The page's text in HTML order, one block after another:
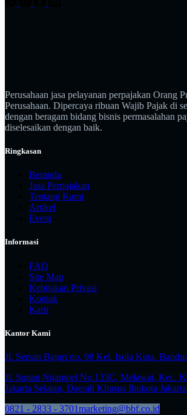
Perusahaan jasa pelayanan perpajakan Orang
Perusahaan. Dipercaya ribuan Wajib Pajak di
dengan beragam bidang bisnis permasalahan
diselesaikan dengan baik.
Ringkasan
Beranda
Jasa Perpajakan
Tentang Kami
Artikel
Event
Informasi
FAQ
Site Map
Kebijakan Privasi
Kontak
Karir
Kantor Kami
Jl. Sersan Bajuri no. 98 Kel. Isola Kota.
Jl. Sunan Ngampel No.133C, Melawai, Kec.
Jakarta Selatan, Daerah Khusus Ibukota
0821 - 2833 - 3701marketing@bbf.co.id